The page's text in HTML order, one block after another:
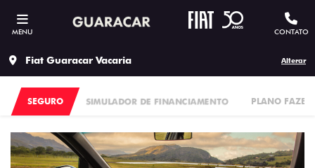
MENU CONTATO
Fiat Guaracar Vacaria Alterar
SIMULADOR DE FINANCIAMENTO PLANO
SEGURO